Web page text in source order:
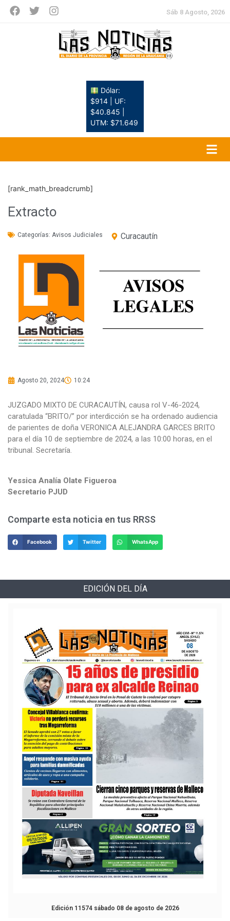
Sáb 8 Agosto, 2026
Dólar:
$914 | UF:
$40.845 |
UTM: $71.649
[rank_math_breadcrumb]
Extracto
Categorías: Avisos Judiciales Curacautín
Agosto 20, 2024 10:24
JUZGADO MIXTO DE CURACAUTÍN, causa rol V-46-2024,
caratulada “BRITO/” por interdicción se ha ordenado audiencia
de parientes de doña VERONICA ALEJANDRA GARCES BRITO
para el día 10 de septiembre de 2024, a las 10:00 horas, en el
tribunal. Secretaría.
Yessica Analía Olate Figueroa
Secretario PJUD
Comparte esta noticia en tus RRSS
Facebook Twitter WhatsApp
EDICIÓN DEL DÍA
Edición 11574 sábado 08 de agosto de 2026